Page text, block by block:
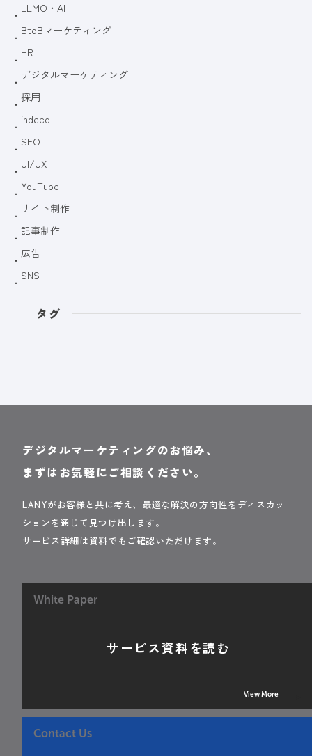
LLMO・AI
BtoBマーケティング
HR
デジタルマーケティング
採用
indeed
SEO
UI/UX
YouTube
サイト制作
記事制作
広告
SNS
タグ
デジタルマーケティングのお悩み、
まずはお気軽にご相談ください。
LANYがお客様と共に考え、最適な解決の方向性をディスカッ
ションを通じて見つけ出します。
サービス詳細は資料でもご確認いただけます。
White Paper
サービス資料を読む
View More
Contact Us